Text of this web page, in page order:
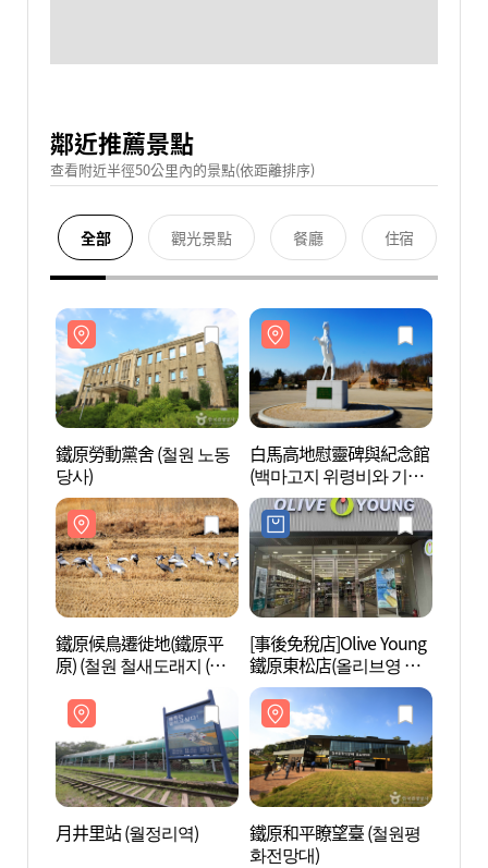
鄰近推薦景點
查看附近半徑50公里內的景點(依距離排序)
全部 觀光景點 餐廳 住宿
鐵原勞動黨舍 (철원 노동
당사)
白馬高地慰靈碑與紀念館
(백마고지 위령비와 기념
관)
鐵原候鳥遷徙地(鐵原平
原) (철원 철새도래지 (철
[事後免稅店]Olive Young
鐵原東松店(올리브영 철
원동송점)
月井里站 (월정리역)
鐵原和平瞭望臺 (철원평
화전망대)